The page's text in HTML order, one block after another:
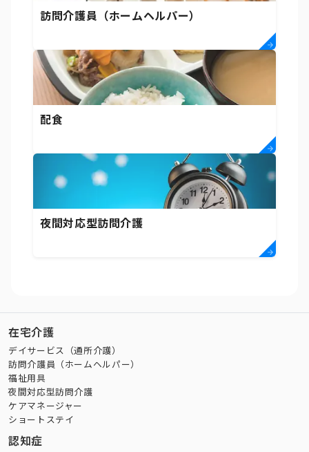
訪問介護員（ホームヘルパー）
配食
夜間対応型訪問介護
在宅介護
デイサービス（通所介護）
訪問介護員（ホームヘルパー）
福祉用具
夜間対応型訪問介護
ケアマネージャー
ショートステイ
認知症